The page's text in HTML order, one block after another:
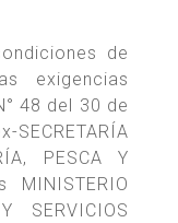
de
exigencias
48 del 30 de
PESCA Y
MINISTERIO
SERVICIOS